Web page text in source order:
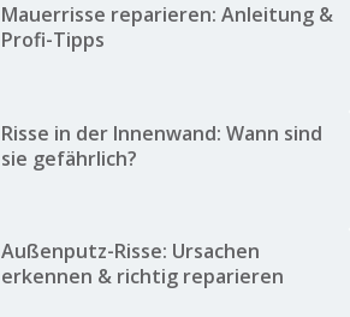
Mauerrisse reparieren: Anleitung &
Profi-Tipps
Risse in der Innenwand: Wann sind
sie gefährlich?
Außenputz-Risse: Ursachen
erkennen & richtig reparieren